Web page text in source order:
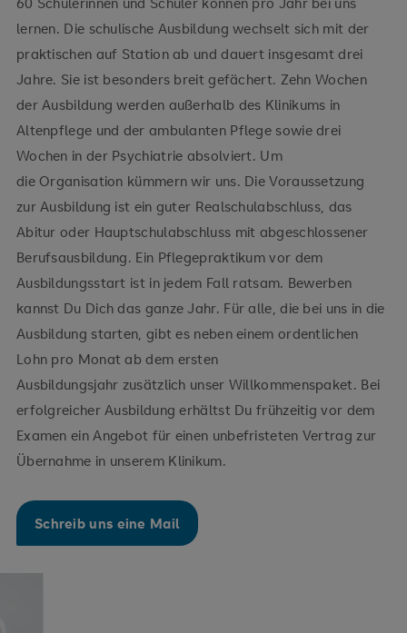
lernen. Die schulische Ausbildung wechselt sich mit der
praktischen auf Station ab und dauert insgesamt drei
Jahre. Sie ist besonders breit gefächert. Zehn Wochen
der Ausbildung werden außerhalb des Klinikums in
Altenpflege und der ambulanten Pflege sowie drei
Wochen in der Psychiatrie absolviert. Um
die Organisation kümmern wir uns. Die Voraussetzung
zur Ausbildung ist ein guter Realschulabschluss, das
Abitur oder Hauptschulabschluss mit abgeschlossener
Berufsausbildung. Ein Pflegepraktikum vor dem
Ausbildungsstart ist in jedem Fall ratsam. Bewerben
kannst Du Dich das ganze Jahr. Für alle, die bei uns in die
Ausbildung starten, gibt es neben einem ordentlichen
Lohn pro Monat ab dem ersten
Ausbildungsjahr zusätzlich unser Willkommenspaket. Bei
erfolgreicher Ausbildung erhältst Du frühzeitig vor dem
Examen ein Angebot für einen unbefristeten Vertrag zur
Übernahme in unserem Klinikum.
Schreib uns eine Mail